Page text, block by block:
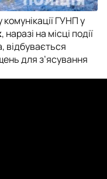
ГУНП у
, наразі на місці події
відбувається
для з’ясування